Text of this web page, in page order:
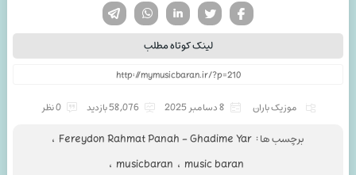
لینکدین تویتر
فیسوک
لینک کوتاه مطلب
موزیک باران 8 دسامبر 2025 58,076 بازدید 0 نظر
برچسب ها : Fereydon Rahmat Panah - Ghadime Yar ،
music baran ، musicbaran ،